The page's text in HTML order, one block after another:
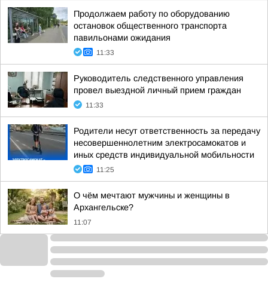
Продолжаем работу по оборудованию
остановок общественного транспорта
павильонами ожидания
11:33
Руководитель следственного управления
провел выездной личный прием граждан
11:33
Родители несут ответственность за передачу
несовершеннолетним электросамокатов и
иных средств индивидуальной мобильности
11:25
О чём мечтают мужчины и женщины в
Архангельске?
11:07